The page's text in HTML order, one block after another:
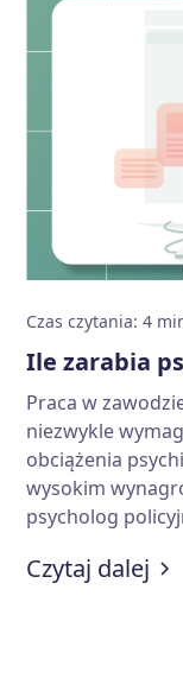
Czas czytania:4
Ile zarabia
Praca w
niezwykle
obciążenia
wysokim
psycholog
Ciebie
Czytaj dalej :